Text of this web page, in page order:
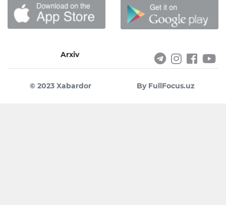
Arxiv
© 2023 Xabardor By FullFocus.uz